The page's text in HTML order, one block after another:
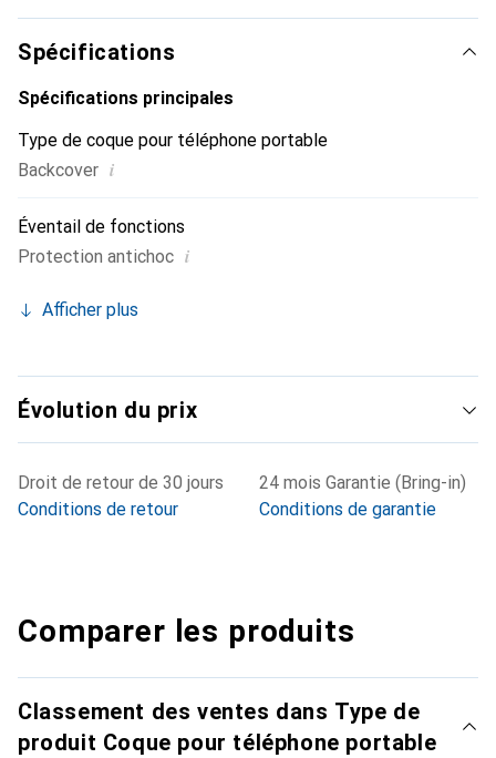
marque Noreve est un choix sûr pour une clientèle
exigeante.
Spécifications
Spécifications principales
Type de coque pour téléphone portable
Backcover i
Éventail de fonctions
Protection antichoc i
Afficher plus
Évolution du prix
Droit de retour de 30 jours
Conditions de retour
24 mois Garantie (Bring-in)
Conditions de garantie
Comparer les produits
Classement des ventes dans Type de
produit Coque pour téléphone portable